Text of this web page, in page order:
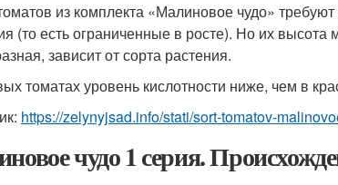
из комплекта «Малиновое чудо»
(то есть ограниченные в росте). Но их
зависит от сорта растения.
томатах уровень кислотности ниже, чем в
https://zelynyjsad.info/stati/sort-tomatov-
чудо 1 серия.